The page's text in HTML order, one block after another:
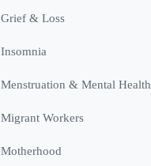
Grief & Loss
Insomnia
Menstruation & Mental Health
Migrant Workers
Motherhood